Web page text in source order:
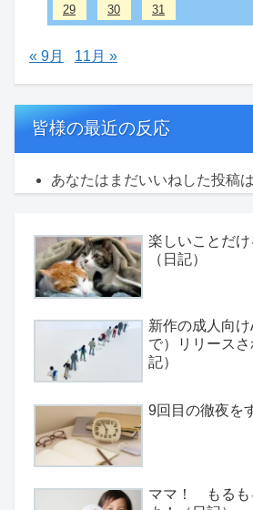
29 30 31
« 9月 11月 »
皆様の最近の反応
あなたはまだいいねした投稿
楽しいことだけ
（日記）
新作の成人向
で）リリース
記）
9回目の徹夜を
ママ！ もるも